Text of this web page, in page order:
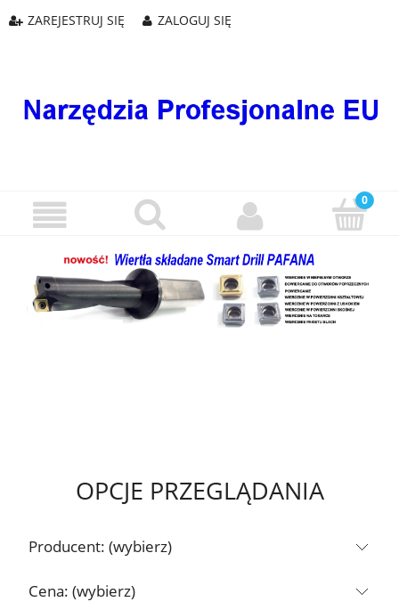
ZAREJESTRUJ SIĘ ZALOGUJ SIĘ
OPCJE PRZEGLĄDANIA
Producent: (wybierz)
Cena: (wybierz)